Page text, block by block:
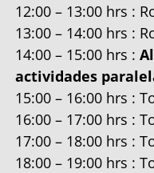
12:00 – 13:00 hrs :
13:00 – 14:00 hrs :
14:00 – 15:00 hrs :
actividades
15:00 – 16:00 hrs :
16:00 – 17:00 hrs :
17:00 – 18:00 hrs :
18:00 – 19:00 hrs :